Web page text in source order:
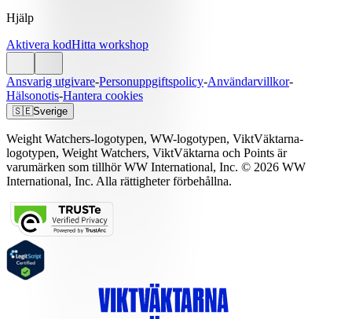
Hjälp
Aktivera kodHitta workshop
Ansvarig utgivare-Personuppgiftspolicy-Användarvillkor-
Hälsonotis-Hantera cookies
🇸🇪Sverige
Weight Watchers-logotypen, WW-logotypen, ViktVäktarna-
logotypen, Weight Watchers, ViktVäktarna och Points är
varumärken som tillhör WW International, Inc. © 2026 WW
International, Inc. Alla rättigheter förbehållna.